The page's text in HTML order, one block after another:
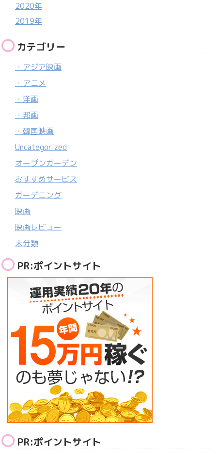
2020年
2019年
カテゴリー
・アジア映画
・アニメ
・洋画
・邦画
・韓国映画
Uncategorized
オープンガーデン
おすすめサービス
ガーデニング
映画
映画レビュー
未分類
PR:ポイントサイト
PR:ポイントサイト